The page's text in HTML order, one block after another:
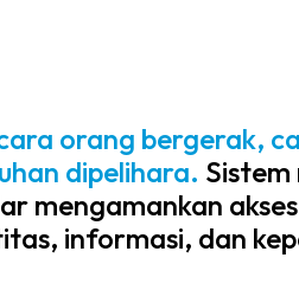
orang bergerak,
dipelihara.
mengamankan
informasi, dan